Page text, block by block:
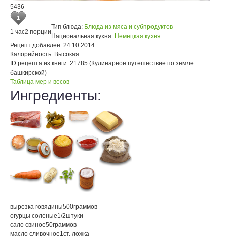
5436
1
1 час2 порции
Тип блюда: Блюда из мяса и субпродуктов
Национальная кухня: Немецкая кухня
Рецепт добавлен: 24.10.2014
Калорийность: Высокая
ID рецепта из книги: 21785 (Кулинарное путешествие по земле
башкирской)
Таблица мер и весов
Ингредиенты:
вырезка говядины500граммов
огурцы соленые1/2штуки
сало свиное50граммов
масло сливочное1ст. ложка